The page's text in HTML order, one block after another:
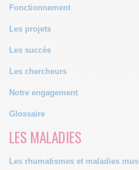
Fonctionnement
Les projets
Les succès
Les chercheurs
Notre engagement
Glossaire
LES MALADIES
Les rhumatismes et maladies